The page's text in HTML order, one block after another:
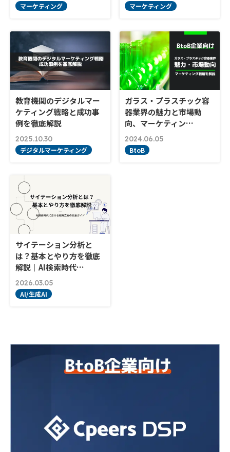
マーケティング マーケティング
教育機関のデジタルマー
ケティング戦略と成功事
例を徹底解説
2025.10.30
デジタルマーケティング
ガラス・プラスチック容
器業界の魅力と市場動
向、マーケティン…
2024.06.05
BtoB
サイテーション分析と
は？基本とやり方を徹底
解説｜AI検索時代…
2026.03.05
AI/生成AI